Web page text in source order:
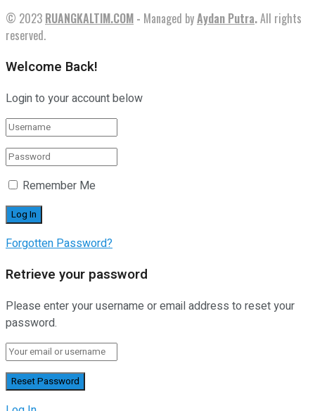
© 2023 RUANGKALTIM.COM - Managed byAydan Putra.All rights
reserved.
Welcome Back!
Login to your account below
Remember Me
Forgotten Password?
Retrieve your password
Please enter your username or email address to reset your
password.